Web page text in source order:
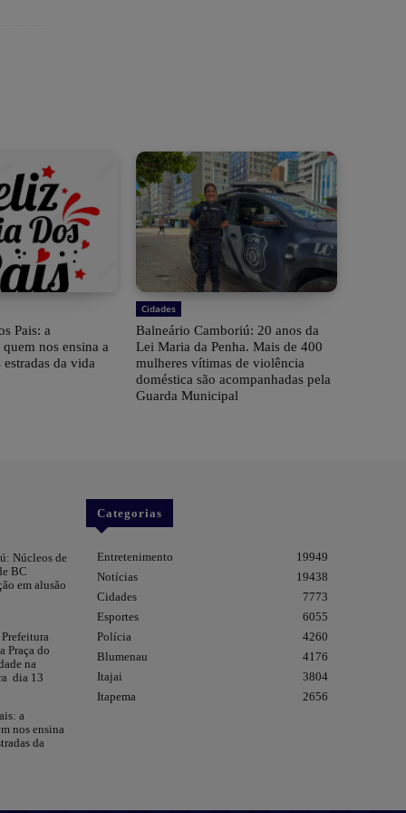
Pais: a
nos ensina a
da vida
Cidades
Balneário Camboriú: 20 anos da
Lei Maria da Penha. Mais de 400
mulheres vítimas de violência
doméstica são acompanhadas pela
Guarda Municipal
Núcleos de
BC
em alusão
Praça do
na
dia 13
a
nos ensina
da
Categorias
Entretenimento
19949
Notícias
19438
Cidades
7773
Esportes
6055
Polícia
4260
Blumenau
4176
Itajai
3804
Itapema
2656